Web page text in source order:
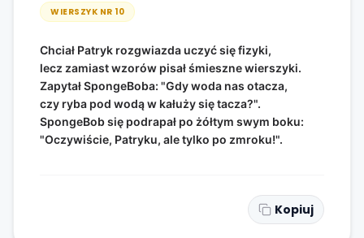
WIERSZYK NR 10
Chciał Patryk rozgwiazda uczyć się fizyki,
lecz zamiast wzorów pisał śmieszne wierszyki.
Zapytał SpongeBoba: "Gdy woda nas otacza,
czy ryba pod wodą w kałuży się tacza?".
SpongeBob się podrapał po żółtym swym boku:
"Oczywiście, Patryku, ale tylko po zmroku!".
Kopiuj